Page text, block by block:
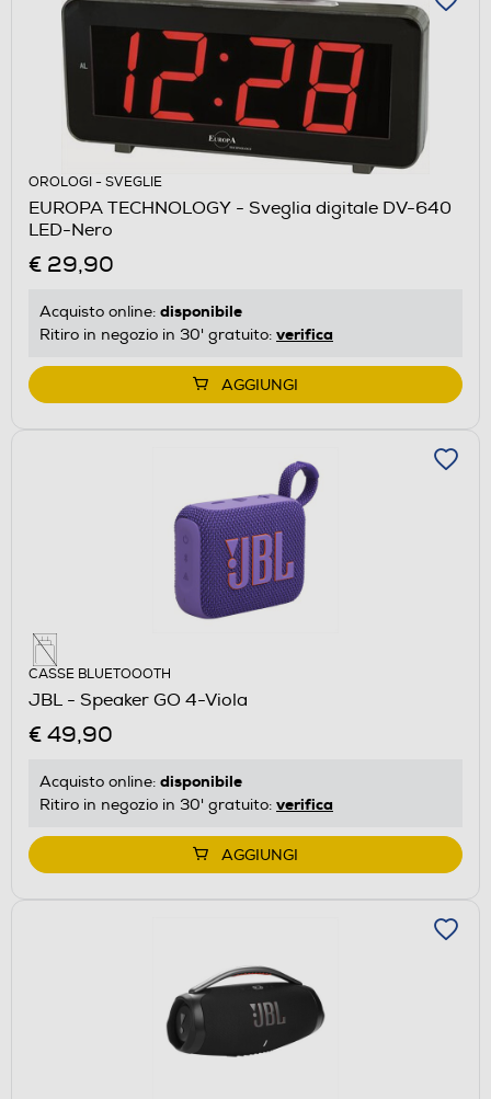
OROLOGI - SVEGLIE
EUROPA TECHNOLOGY - Sveglia digitale DV-640
LED-Nero
€ 29,90
Acquisto online: disponibile
Ritiro in negozio in 30' gratuito: verifica
AGGIUNGI
CASSE BLUETOOOTH
JBL - Speaker GO 4-Viola
€ 49,90
Acquisto online: disponibile
Ritiro in negozio in 30' gratuito: verifica
AGGIUNGI